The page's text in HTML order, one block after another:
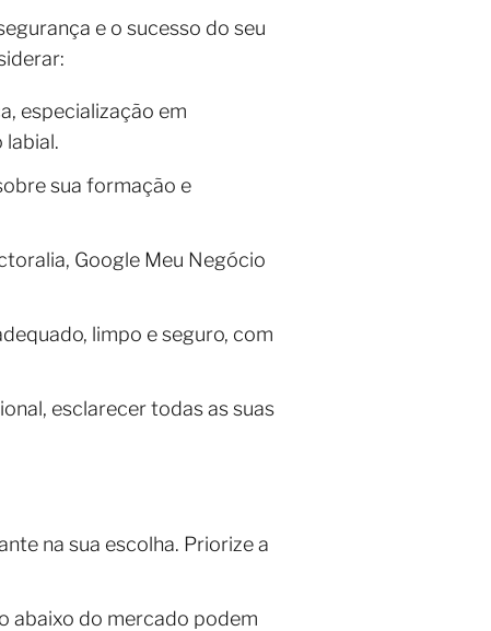
e o sucesso do seu
especialização em
sua formação e
Google Meu Negócio
limpo e seguro, com
esclarecer todas as suas
na sua escolha. Priorize a
abaixo do mercado podem